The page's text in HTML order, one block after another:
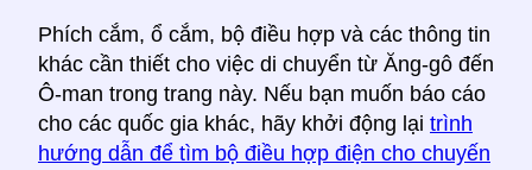
Phích cắm, ổ cắm, bộ điều hợp và các thông tin
khác cần thiết cho việc di chuyển từ Ăng-gô đến
Ô-man trong trang này. Nếu bạn muốn báo cáo
cho các quốc gia khác, hãy khởi động lại trình
hướng dẫn để tìm bộ điều hợp điện cho chuyến